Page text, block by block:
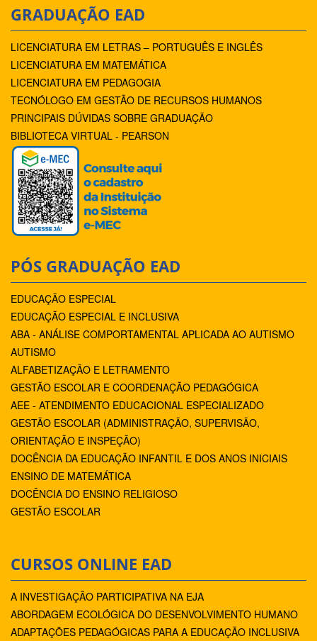
GRADUAÇÃO EAD
LICENCIATURA EM LETRAS – PORTUGUÊS E INGLÊS
LICENCIATURA EM MATEMÁTICA
LICENCIATURA EM PEDAGOGIA
TECNÓLOGO EM GESTÃO DE RECURSOS HUMANOS
PRINCIPAIS DÚVIDAS SOBRE GRADUAÇÃO
BIBLIOTECA VIRTUAL - PEARSON
PÓS GRADUAÇÃO EAD
EDUCAÇÃO ESPECIAL
EDUCAÇÃO ESPECIAL E INCLUSIVA
ABA - ANÁLISE COMPORTAMENTAL APLICADA AO AUTISMO
AUTISMO
ALFABETIZAÇÃO E LETRAMENTO
GESTÃO ESCOLAR E COORDENAÇÃO PEDAGÓGICA
AEE - ATENDIMENTO EDUCACIONAL ESPECIALIZADO
GESTÃO ESCOLAR (ADMINISTRAÇÃO, SUPERVISÃO,
ORIENTAÇÃO E INSPEÇÃO)
DOCÊNCIA DA EDUCAÇÃO INFANTIL E DOS ANOS INICIAIS
ENSINO DE MATEMÁTICA
DOCÊNCIA DO ENSINO RELIGIOSO
GESTÃO ESCOLAR
CURSOS ONLINE EAD
A INVESTIGAÇÃO PARTICIPATIVA NA EJA
ABORDAGEM ECOLÓGICA DO DESENVOLVIMENTO HUMANO
ADAPTAÇÕES PEDAGÓGICAS PARA A EDUCAÇÃO INCLUSIVA